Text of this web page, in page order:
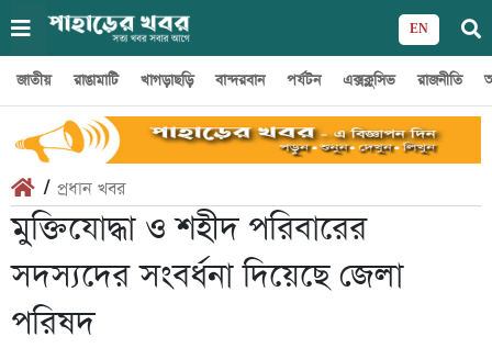
EN
জাতীয় রাঙামাটি খাগড়াছড়ি বান্দরবান পর্যটন এক্সক্লুসিভ রাজনীতি
/ প্রধান খবর
মুক্তিযোদ্ধা ও শহীদ পরিবারের
সদস্যদের সংবর্ধনা দিয়েছে জেলা
পরিষদ